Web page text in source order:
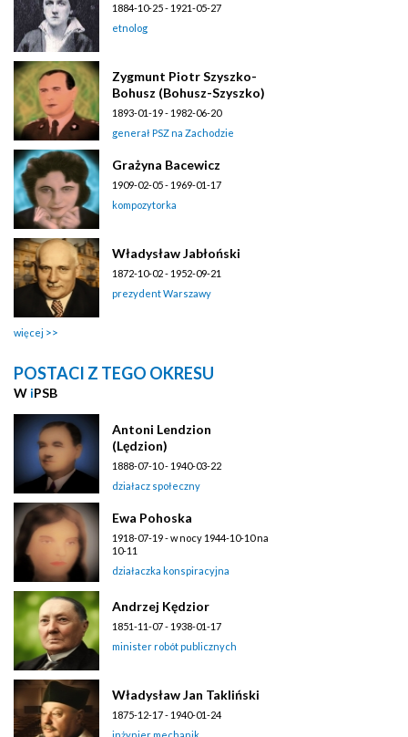
1884-10-25 - 1921-05-27
etnolog
Zygmunt Piotr Szyszko-
Bohusz (Bohusz-Szyszko)
1893-01-19 - 1982-06-20
generał PSZ na Zachodzie
Grażyna Bacewicz
1909-02-05 - 1969-01-17
kompozytorka
Władysław Jabłoński
1872-10-02 - 1952-09-21
prezydent Warszawy
więcej
POSTACI Z TEGO OKRESU
W iPSB
Antoni Lendzion
(Lędzion)
1888-07-10 - 1940-03-22
działacz społeczny
Ewa Pohoska
1918-07-19 - w nocy 1944-10-10 na
10-11
działaczka konspiracyjna
Andrzej Kędzior
1851-11-07 - 1938-01-17
minister robót publicznych
Władysław Jan Takliński
1875-12-17 - 1940-01-24
inżynier mechanik